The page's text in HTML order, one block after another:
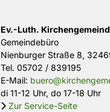
Ev.-Luth.
Gemeindebüro
Nienburger Straße 8,
Tel. 05702 / 839195
E-Mail:
di 11-12 Uhr, do 17-18 Uhr
 Zur Service-Seite